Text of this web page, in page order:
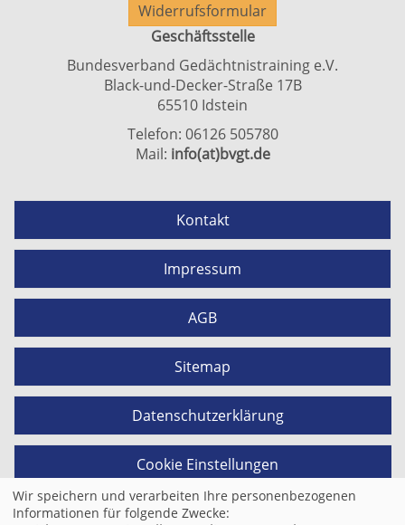
Widerrufsformular
Geschäftsstelle
Bundesverband Gedächtnistraining e.V.
Black-und-Decker-Straße 17B
65510 Idstein
Telefon: 06126 505780
Mail: info(at)bvgt.de
Kontakt
Impressum
AGB
Sitemap
Datenschutzerklärung
Cookie Einstellungen
Wir speichern und verarbeiten Ihre personenbezogenen
Informationen für folgende Zwecke: